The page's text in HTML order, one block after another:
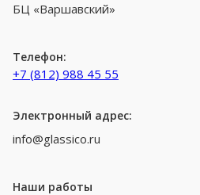
БЦ «Варшавский»
Телефон:
+7 (812) 988 45 55
Электронный адрес:
info@glassico.ru
Наши работы